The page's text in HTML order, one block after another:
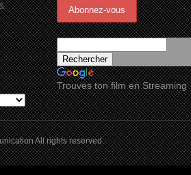
Trouves ton film en Streaming
All rights reserved.